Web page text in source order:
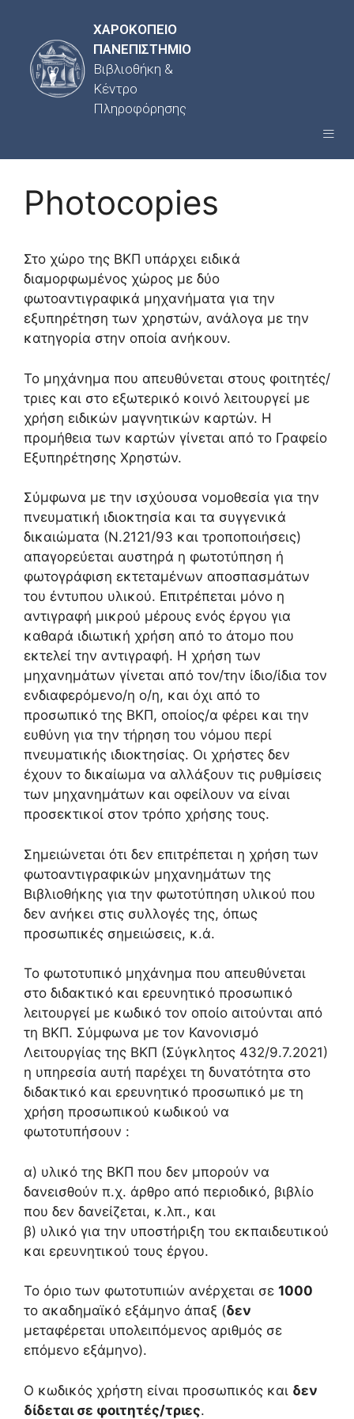
ΧΑΡΟΚΟΠΕΙΟ
ΠΑΝΕΠΙΣΤΗΜΙΟ
Βιβλιοθήκη &
Κέντρο
Πληροφόρησης
Photocopies
Στο χώρο της ΒΚΠ υπάρχει ειδικά
διαμορφωμένος χώρος με δύο
φωτοαντιγραφικά μηχανήματα για την
εξυπηρέτηση των χρηστών, ανάλογα με την
κατηγορία στην οποία ανήκουν.
Το μηχάνημα που απευθύνεται στους φοιτητές/
τριες και στο εξωτερικό κοινό λειτουργεί με
χρήση ειδικών μαγνητικών καρτών. Η
προμήθεια των καρτών γίνεται από το Γραφείο
Εξυπηρέτησης Χρηστών.
Σύμφωνα με την ισχύουσα νομοθεσία για την
πνευματική ιδιοκτησία και τα συγγενικά
δικαιώματα (Ν.2121/93 και τροποποιήσεις)
απαγορεύεται αυστηρά η φωτοτύπηση ή
φωτογράφιση εκτεταμένων αποσπασμάτων
του έντυπου υλικού. Επιτρέπεται μόνο η
αντιγραφή μικρού μέρους ενός έργου για
καθαρά ιδιωτική χρήση από το άτομο που
εκτελεί την αντιγραφή. Η χρήση των
μηχανημάτων γίνεται από τον/την ίδιο/ίδια τον
ενδιαφερόμενο/η ο/η, και όχι από το
προσωπικό της ΒΚΠ, οποίος/α φέρει και την
ευθύνη για την τήρηση του νόμου περί
πνευματικής ιδιοκτησίας. Οι χρήστες δεν
έχουν το δικαίωμα να αλλάξουν τις ρυθμίσεις
των μηχανημάτων και οφείλουν να είναι
προσεκτικοί στον τρόπο χρήσης τους.
Σημειώνεται ότι δεν επιτρέπεται η χρήση των
φωτοαντιγραφικών μηχανημάτων της
Βιβλιοθήκης για την φωτοτύπηση υλικού που
δεν ανήκει στις συλλογές της, όπως
προσωπικές σημειώσεις, κ.ά.
Το φωτοτυπικό μηχάνημα που απευθύνεται
στο διδακτικό και ερευνητικό προσωπικό
λειτουργεί με κωδικό τον οποίο αιτούνται από
τη ΒΚΠ. Σύμφωνα με τον Κανονισμό
Λειτουργίας της ΒΚΠ (Σύγκλητος 432/9.7.2021)
η υπηρεσία αυτή παρέχει τη δυνατότητα στο
διδακτικό και ερευνητικό προσωπικό με τη
χρήση προσωπικού κωδικού να
φωτοτυπήσουν :
α) υλικό της ΒΚΠ που δεν μπορούν να
δανεισθούν π.χ. άρθρο από περιοδικό, βιβλίο
που δεν δανείζεται, κ.λπ., και
β) υλικό για την υποστήριξη του εκπαιδευτικού
και ερευνητικού τους έργου.
Το όριο των φωτοτυπιών ανέρχεται σε 1000
το ακαδημαϊκό εξάμηνο άπαξ (δεν
μεταφέρεται υπολειπόμενος αριθμός σε
επόμενο εξάμηνο).
Ο κωδικός χρήστη είναι προσωπικός και δεν
δίδεται σε φοιτητές/τριες.